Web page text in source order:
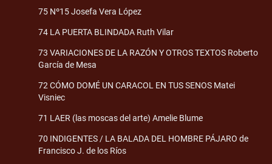
75 Nº15 Josefa Vera López
74 LA PUERTA BLINDADA Ruth Vilar
73 VARIACIONES DE LA RAZÓN Y OTROS TEXTOS Roberto
García de Mesa
72 CÓMO DOMÉ UN CARACOL EN TUS SENOS Matei
Visniec
71 LAER (las moscas del arte) Amelie Blume
70 INDIGENTES / LA BALADA DEL HOMBRE PÁJARO de
Francisco J. de los Ríos